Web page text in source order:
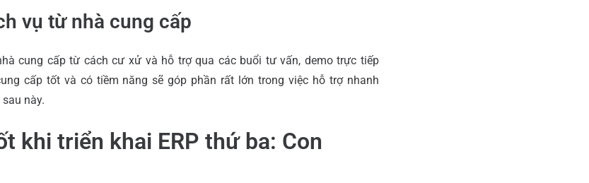
vụ từ nhà cung cấp
cung cấp từ cách cư xử và hỗ trợ qua các buổi tư vấn, demo trực tiếp
cấp tốt và có tiềm năng sẽ góp phần rất lớn trong việc hỗ trợ nhanh
này.
khi triển khai ERP thứ ba: Con